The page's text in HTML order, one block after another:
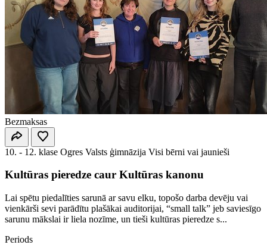
Bezmaksas
10. - 12. klase Ogres Valsts ģimnāzija Visi bērni vai jaunieši
Kultūras pieredze caur Kultūras kanonu
Lai spētu piedalīties sarunā ar savu elku, topošo darba devēju vai
vienkārši sevi parādītu plašākai auditorijai, “small talk” jeb saviesīgo
sarunu mākslai ir liela nozīme, un tieši kultūras pieredze s...
Periods